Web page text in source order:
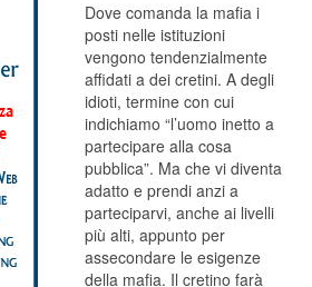
Dove comanda la mafia i
posti nelle istituzioni
vengono tendenzialmente
affidati a dei cretini. A degli
idioti, termine con cui
indichiamo “l’uomo inetto a
partecipare alla cosa
pubblica”. Ma che vi diventa
adatto e prendi anzi a
parteciparvi, anche ai livelli
più alti, appunto per
assecondare le esigenze
della mafia. Il cretino farà